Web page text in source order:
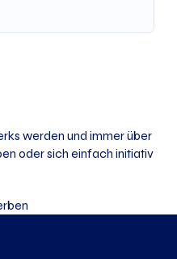
werden und immer über
oder sich einfach initiativ